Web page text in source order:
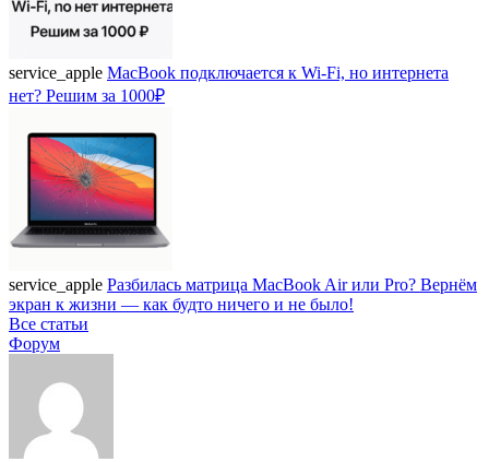
service_apple MacBook подключается к Wi-Fi, но интернета
нет? Решим за 1000₽
service_apple Разбилась матрица MacBook Air или Pro? Вернём
экран к жизни — как будто ничего и не было!
Все статьи
Форум